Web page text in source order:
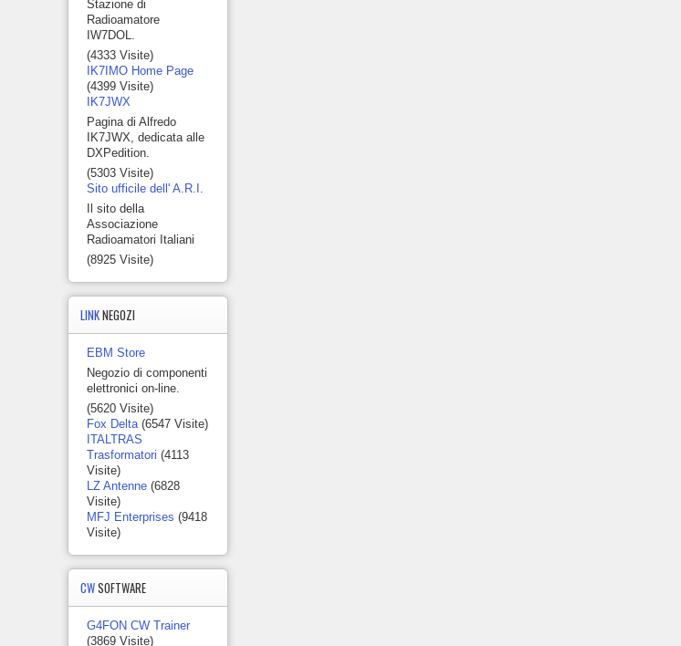
Stazione di
Radioamatore
IW7DOL.
(4333 Visite)
IK7IMO Home Page
(4399 Visite)
IK7JWX
Pagina di Alfredo
IK7JWX, dedicata alle
DXPedition.
(5303 Visite)
Sito ufficile dell' A.R.I.
Il sito della
Associazione
Radioamatori Italiani
(8925 Visite)
LINKNEGOZI
EBM Store
Negozio di componenti
elettronici on-line.
(5620 Visite)
Fox Delta(6547 Visite)
ITALTRAS
Trasformatori (4113
Visite)
LZ Antenne (6828
Visite)
MFJ Enterprises (9418
Visite)
CWSOFTWARE
G4FON CW Trainer
(3869 Visite)